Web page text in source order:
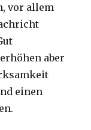
vor allem
aber
einen